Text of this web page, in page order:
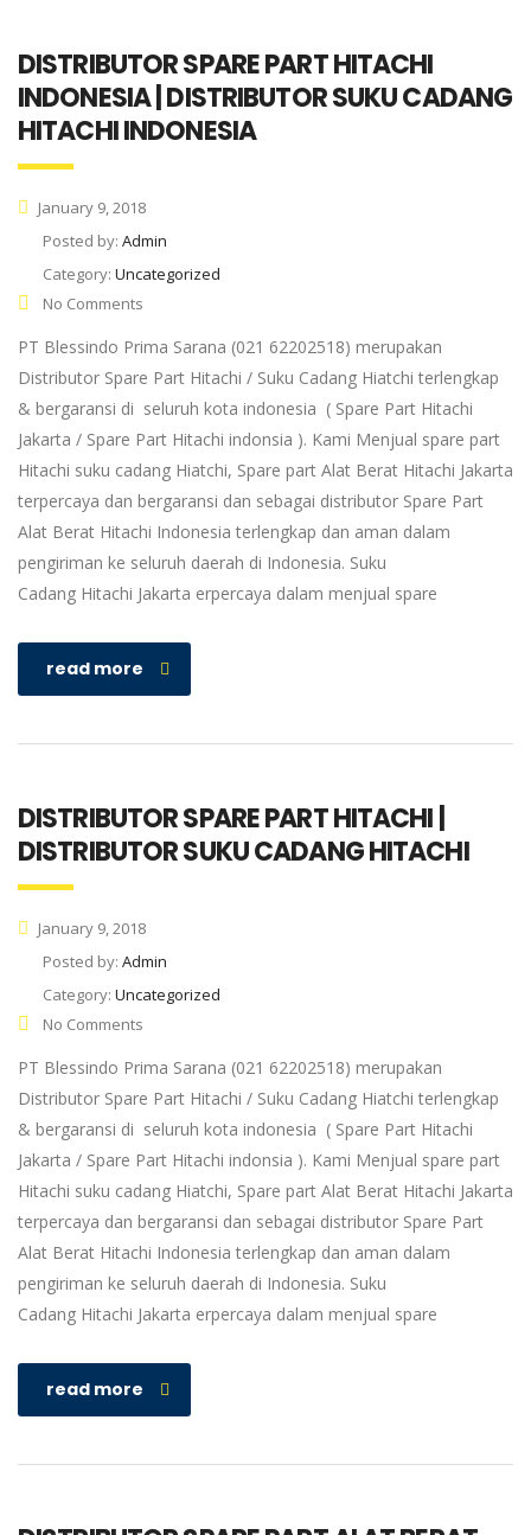
DISTRIBUTOR SPARE PART HITACHI
INDONESIA | DISTRIBUTOR SUKU CADANG
HITACHI INDONESIA
January 9, 2018
Posted by: Admin
Category: Uncategorized
No Comments
PT Blessindo Prima Sarana (021 62202518) merupakan
Distributor Spare Part Hitachi / Suku Cadang Hiatchi terlengkap
& bergaransi di seluruh kota indonesia ( Spare Part Hitachi
Jakarta / Spare Part Hitachi indonsia ). Kami Menjual spare part
Hitachi suku cadang Hiatchi, Spare part Alat Berat Hitachi Jakarta
terpercaya dan bergaransi dan sebagai distributor Spare Part
Alat Berat Hitachi Indonesia terlengkap dan aman dalam
pengiriman ke seluruh daerah di Indonesia. Suku
Cadang Hitachi Jakarta erpercaya dalam menjual spare
read more
DISTRIBUTOR SPARE PART HITACHI |
DISTRIBUTOR SUKU CADANG HITACHI
January 9, 2018
Posted by: Admin
Category: Uncategorized
No Comments
PT Blessindo Prima Sarana (021 62202518) merupakan
Distributor Spare Part Hitachi / Suku Cadang Hiatchi terlengkap
& bergaransi di seluruh kota indonesia ( Spare Part Hitachi
Jakarta / Spare Part Hitachi indonsia ). Kami Menjual spare part
Hitachi suku cadang Hiatchi, Spare part Alat Berat Hitachi Jakarta
terpercaya dan bergaransi dan sebagai distributor Spare Part
Alat Berat Hitachi Indonesia terlengkap dan aman dalam
pengiriman ke seluruh daerah di Indonesia. Suku
Cadang Hitachi Jakarta erpercaya dalam menjual spare
read more